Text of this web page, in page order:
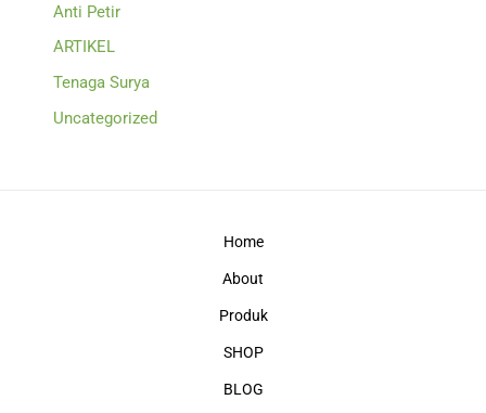
Anti Petir
ARTIKEL
Tenaga Surya
Uncategorized
Home
About
Produk
SHOP
BLOG